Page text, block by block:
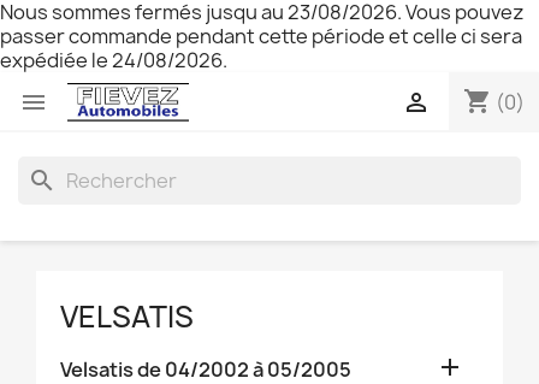
Nous sommes fermés jusqu au 23/08/2026. Vous pouvez
passer commande pendant cette période et celle ci sera
expédiée le 24/08/2026.
 shopping_cart (0)

search
VELSATIS
Velsatis de 04/2002 à 05/2005 